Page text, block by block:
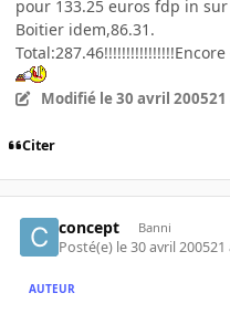
pour 133.25 euros fdp in sur
Boitier idem,86.31.
Modifié le 30 avril 200521
Citer
concept Banni
Posté(e) le 30 avril 200521
AUTEUR